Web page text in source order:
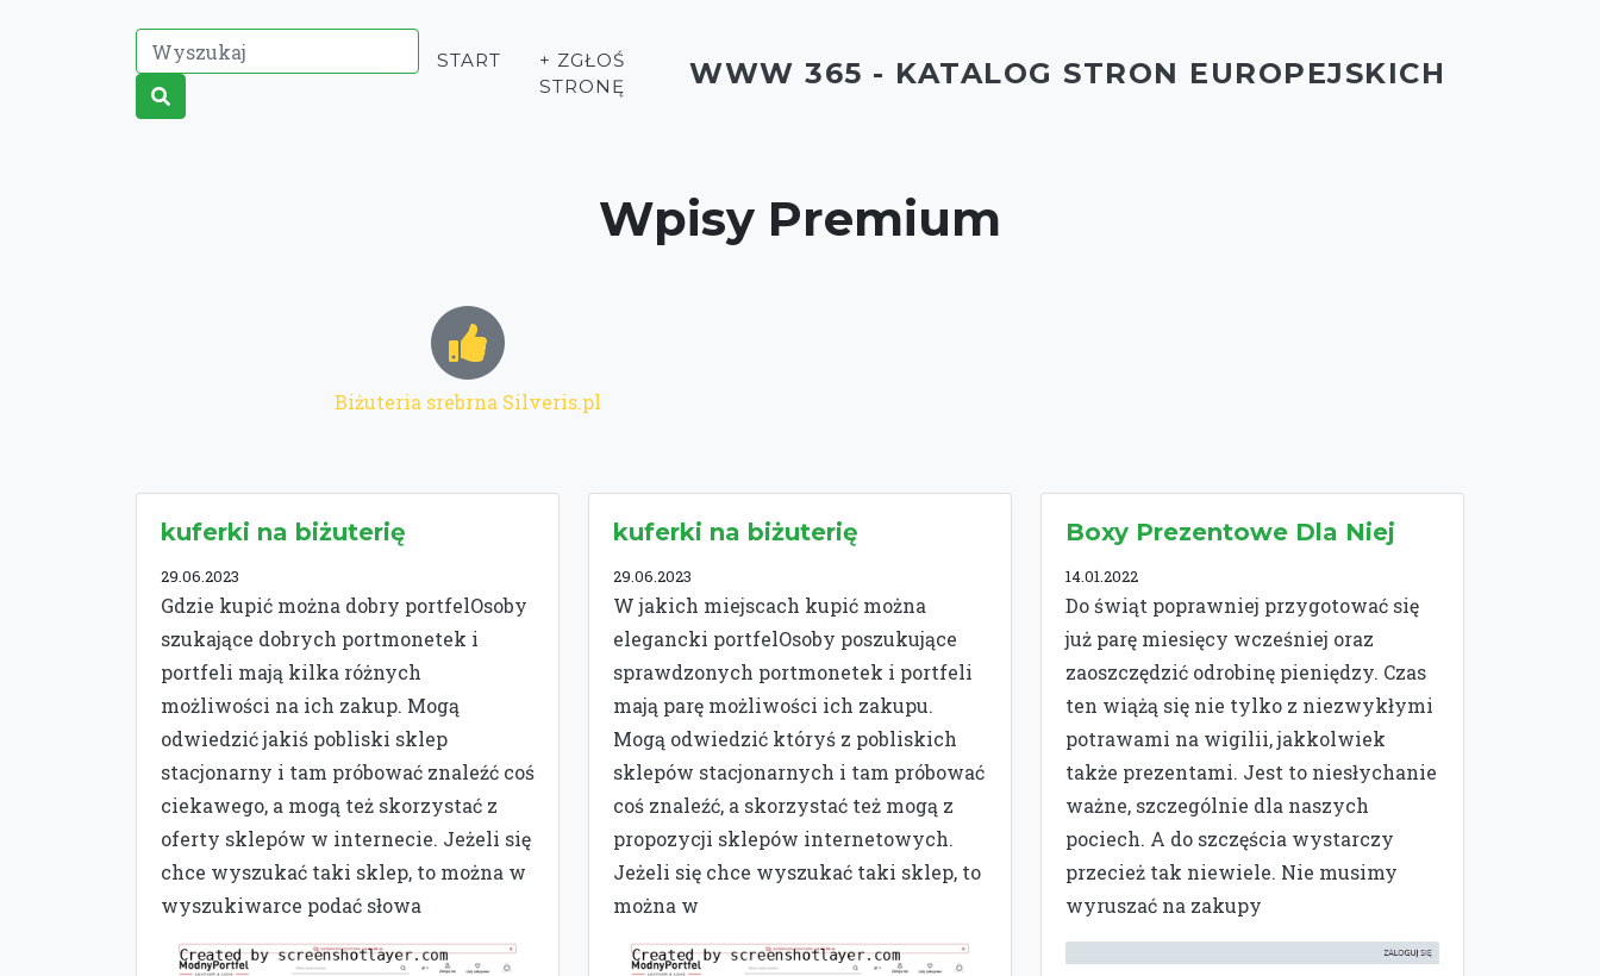
START
+ ZGŁOŚ
STRONĘ
WWW 365 - KATALOG STRON EUROPEJSKICH
Wpisy Premium
Biżuteria srebrna Silveris.pl
kuferki na biżuterię
29.06.2023
Gdzie kupić można dobry portfelOsoby
szukające dobrych portmonetek i
portfeli mają kilka różnych
możliwości na ich zakup. Mogą
odwiedzić jakiś pobliski sklep
stacjonarny i tam próbować znaleźć coś
ciekawego, a mogą też skorzystać z
oferty sklepów w internecie. Jeżeli się
chce wyszukać taki sklep, to można w
wyszukiwarce podać słowa
kuferki na biżuterię
29.06.2023
W jakich miejscach kupić można
elegancki portfelOsoby poszukujące
sprawdzonych portmonetek i portfeli
mają parę możliwości ich zakupu.
Mogą odwiedzić któryś z pobliskich
sklepów stacjonarnych i tam próbować
coś znaleźć, a skorzystać też mogą z
propozycji sklepów internetowych.
Jeżeli się chce wyszukać taki sklep, to
można w
Boxy Prezentowe Dla Niej
14.01.2022
Do świąt poprawniej przygotować się
już parę miesięcy wcześniej oraz
zaoszczędzić odrobinę pieniędzy. Czas
ten wiążą się nie tylko z niezwykłymi
potrawami na wigilii, jakkolwiek
także prezentami. Jest to niesłychanie
ważne, szczególnie dla naszych
pociech. A do szczęścia wystarczy
przecież tak niewiele. Nie musimy
wyruszać na zakupy